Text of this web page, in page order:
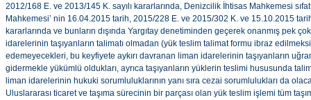
2012/168 E. ve 2013/145 K. sayılı kararlarında, Denizcilik İhtisas Mahkemesi
Mahkemesi’ nin 16.04.2015 tarih, 2015/228 E. ve 2015/302 K. ve 15.10.2015
kararlarında ve bunların dışında Yargıtay denetiminden geçerek onanmış pek
idarelerinin taşıyanların talimatı olmadan (yük teslim talimat formu ibraz
edemeyecekleri, bu keyfiyete aykırı davranan liman idarelerinin taşıyanların
gidermekle yükümlü oldukları, ayrıca taşıyanların yüklerin teslimi hususunda
liman idarelerinin hukuki sorumluluklarının yanı sıra cezai sorumlulukları da
Uluslararası ticaret ve taşıma sürecinin bir parçası olan yük teslim işlemi tüm